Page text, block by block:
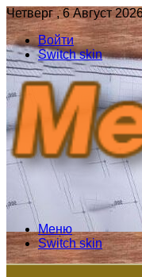
Четверг , 6 Август
Войти
Switch skin
Меню
Switch skin